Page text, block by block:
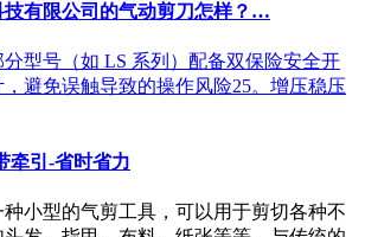
技有限公司的气动剪刀怎样？…
型号（如 LS 系列）配备双保险安全开
避免误触导致的操作风险25。增压稳压
牵引-省时省力
小型的气剪工具，可以用于剪切各种不